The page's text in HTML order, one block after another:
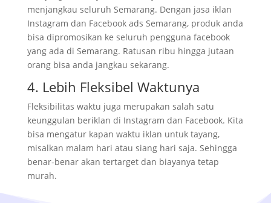
menjangkau seluruh Semarang. Dengan jasa iklan
Instagram dan Facebook ads Semarang, produk anda
bisa dipromosikan ke seluruh pengguna facebook
yang ada di Semarang. Ratusan ribu hingga jutaan
orang bisa anda jangkau sekarang.
4. Lebih Fleksibel Waktunya
Fleksibilitas waktu juga merupakan salah satu
keunggulan beriklan di Instagram dan Facebook. Kita
bisa mengatur kapan waktu iklan untuk tayang,
misalkan malam hari atau siang hari saja. Sehingga
benar-benar akan tertarget dan biayanya tetap
murah.